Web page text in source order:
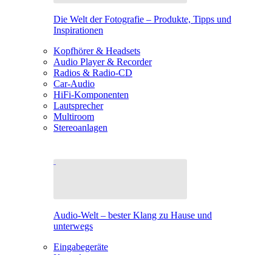
Die Welt der Fotografie – Produkte, Tipps und
Inspirationen
Kopfhörer & Headsets
Audio Player & Recorder
Radios & Radio-CD
Car-Audio
HiFi-Komponenten
Lautsprecher
Multiroom
Stereoanlagen
Audio-Welt – bester Klang zu Hause und
unterwegs
Eingabegeräte